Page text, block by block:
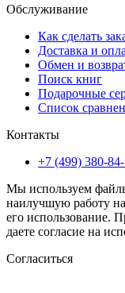
Обслуживание
Как сделать
Доставка и
Обмен и
Поиск книг
Подарочные
Список
Контакты
+7 (499) 380-84-
Мы используем
наилучшую работу
его использование.
даете согласие на
Согласиться